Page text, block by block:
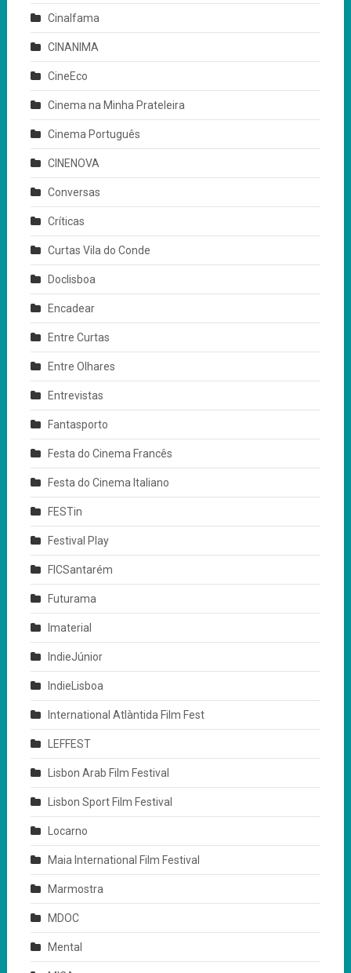
Cinalfama
CINANIMA
CineEco
Cinema na Minha Prateleira
Cinema Português
CINENOVA
Conversas
Críticas
Curtas Vila do Conde
Doclisboa
Encadear
Entre Curtas
Entre Olhares
Entrevistas
Fantasporto
Festa do Cinema Francês
Festa do Cinema Italiano
FESTin
Festival Play
FICSantarém
Futurama
Imaterial
IndieJúnior
IndieLisboa
International Atlàntida Film Fest
LEFFEST
Lisbon Arab Film Festival
Lisbon Sport Film Festival
Locarno
Maia International Film Festival
Marmostra
MDOC
Mental